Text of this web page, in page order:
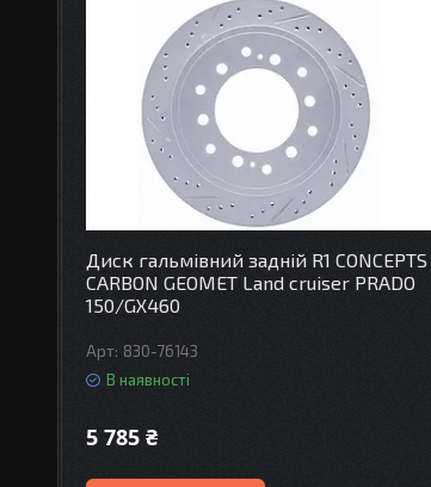
Диск гальмівний задній R1 CONCEPTS
CARBON GEOMET Land cruiser PRADO
150/GX460
830-76143
В наявності
5 785 ₴